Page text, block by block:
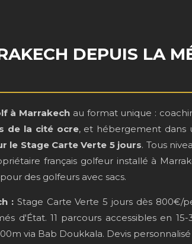
DEPUIS LA
à Marrakech au format unique :
de la cité ocre, et hébergement dans
le Stage Carte Verte 5 jours. Tous
français golfeur installé à
des golfeurs avec sacs.
:Stage Carte Verte 5 jours dès 800€/
d'État. 11 parcours accessibles en
via Bab Doukkala. Devis personnalisé